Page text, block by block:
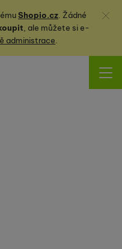
Shopio.cz. Žádné
, ale můžete sie-
administrace.
Zavřít